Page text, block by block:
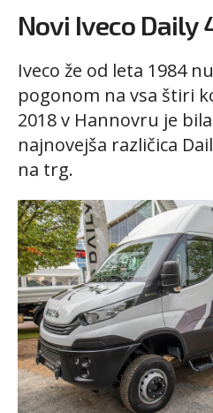
Novi Iveco Daily
Iveco že od leta 1984
pogonom na vsa štiri
2018 v Hannovru je
najnovejša različica
na trg.